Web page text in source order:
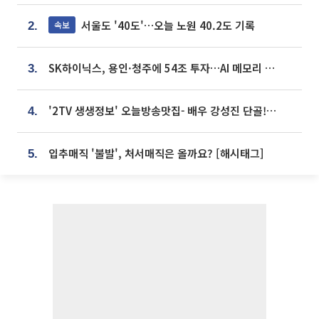
2. 속보 서울도 '40도'…오늘 노원 40.2도 기록
3. SK하이닉스, 용인·청주에 54조 투자…AI 메모리 생산기지 키운다
4. '2TV 생생정보' 오늘방송맛집- 배우 강성진 단골! 쌀국수ㆍ푸팟퐁 커리 맛집 '블○○○'
5. 입추매직 '불발', 처서매직은 올까요? [해시태그]